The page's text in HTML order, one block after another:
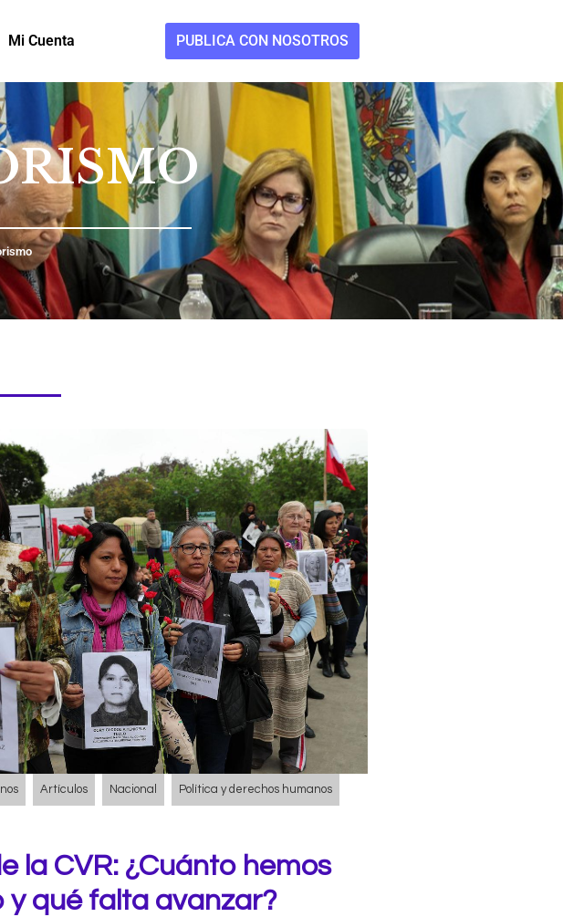
Mi Cuenta PUBLICA CON NOSOTROS
Artículos Nacional Política y derechos humanos
la CVR: ¿Cuánto hemos
y qué falta avanzar?